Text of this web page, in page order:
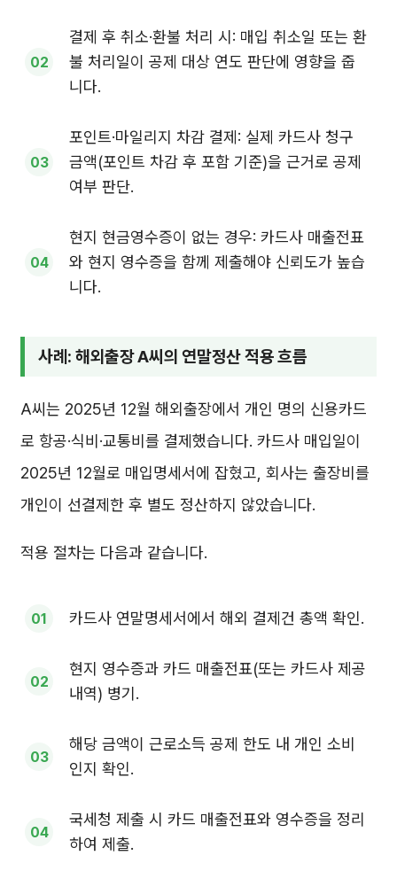
결제 후 취소·환불 처리 시: 매입 취소일 또는 환
불 처리일이 공제 대상 연도 판단에 영향을 줍
니다.
포인트·마일리지 차감 결제: 실제 카드사 청구
금액(포인트 차감 후 포함 기준)을 근거로 공제
여부 판단.
현지 현금영수증이 없는 경우: 카드사 매출전표
와 현지 영수증을 함께 제출해야 신뢰도가 높습
니다.
사례: 해외출장 A씨의 연말정산 적용 흐름
A씨는 2025년 12월 해외출장에서 개인 명의 신용카드
로 항공·식비·교통비를 결제했습니다. 카드사 매입일이
2025년 12월로 매입명세서에 잡혔고, 회사는 출장비를
개인이 선결제한 후 별도 정산하지 않았습니다.
적용 절차는 다음과 같습니다.
카드사 연말명세서에서 해외 결제건 총액 확인.
현지 영수증과 카드 매출전표(또는 카드사 제공
내역) 병기.
해당 금액이 근로소득 공제 한도 내 개인 소비
인지 확인.
국세청 제출 시 카드 매출전표와 영수증을 정리
하여 제출.